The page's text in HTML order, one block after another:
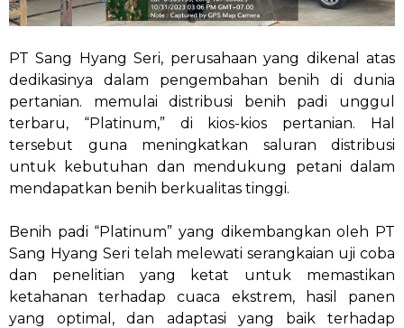
PT Sang Hyang Seri, perusahaan yang dikenal atas
dedikasinya dalam pengembahan benih di dunia
pertanian. memulai distribusi benih padi unggul
terbaru, “Platinum,” di kios-kios pertanian. Hal
tersebut guna meningkatkan saluran distribusi
untuk kebutuhan dan mendukung petani dalam
mendapatkan benih berkualitas tinggi.
Benih padi “Platinum” yang dikembangkan oleh PT
Sang Hyang Seri telah melewati serangkaian uji coba
dan penelitian yang ketat untuk memastikan
ketahanan terhadap cuaca ekstrem, hasil panen
yang optimal, dan adaptasi yang baik terhadap